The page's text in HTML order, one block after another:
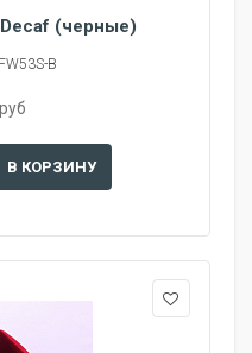
(черные)
B
руб
В КОРЗИНУ